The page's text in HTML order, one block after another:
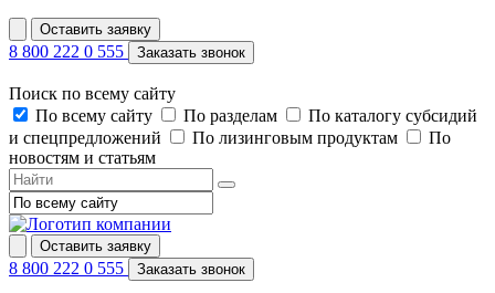
Оставить заявку
8 800 222 0 555 Заказать звонок
Поиск по всему сайту
По всему сайту
По разделам
По каталогу субсидий
и спецпредложений
По лизинговым продуктам
По
новостям и статьям
Оставить заявку
8 800 222 0 555 Заказать звонок